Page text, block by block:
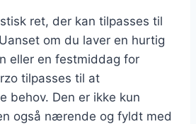
ret, der kan tilpasses til
om du laver en hurtig
eller en festmiddag for
tilpasses til at
behov. Den er ikke kun
også nærende og fyldt med